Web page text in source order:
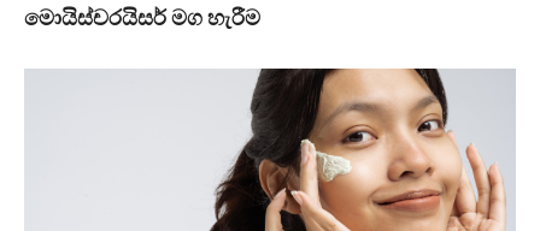
මොයිස්චරයිසර් මග හැරීම